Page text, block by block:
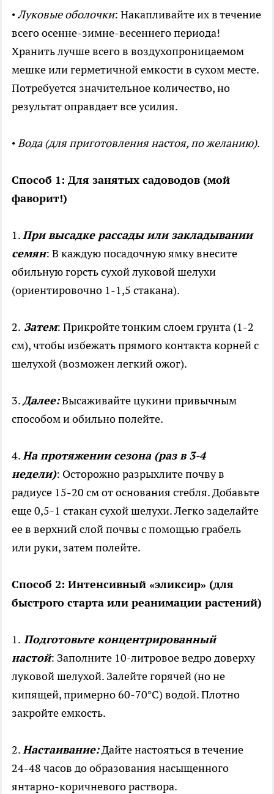
•Луковые оболочки: Накапливайте их в течение
всего осенне-зимне-весеннего периода!
Хранить лучше всего в воздухопроницаемом
мешке или герметичной емкости в сухом месте.
Потребуется значительное количество, но
результат оправдает все усилия.
•Вода (для приготовления настоя, по желанию).
Способ 1: Для занятых садоводов (мой
фаворит!)
1.При высадке рассады или закладывании
семян: В каждую посадочную ямку внесите
обильную горсть сухой луковой шелухи
(ориентировочно 1-1,5 стакана).
2. Затем: Прикройте тонким слоем грунта (1-2
см), чтобы избежать прямого контакта корней с
шелухой (возможен легкий ожог).
3.Далее:Высаживайте цукини привычным
способом и обильно полейте.
4.На протяжении сезона (раз в 3-4
недели): Осторожно разрыхлите почву в
радиусе 15-20 см от основания стебля. Добавьте
еще 0,5-1 стакан сухой шелухи. Легко заделайте
ее в верхний слой почвы с помощью грабель
или руки, затем полейте.
Способ 2: Интенсивный «эликсир» (для
быстрого старта или реанимации растений)
1. Подготовьте концентрированный
настой: Заполните 10-литровое ведро доверху
луковой шелухой. Залейте горячей (но не
кипящей, примерно 60-70°C) водой. Плотно
закройте емкость.
2.Настаивание:Дайте настояться в течение
24-48 часов до образования насыщенного
янтарно-коричневого раствора.